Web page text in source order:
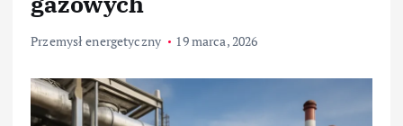
Przemysł energetyczny 19 marca, 2026